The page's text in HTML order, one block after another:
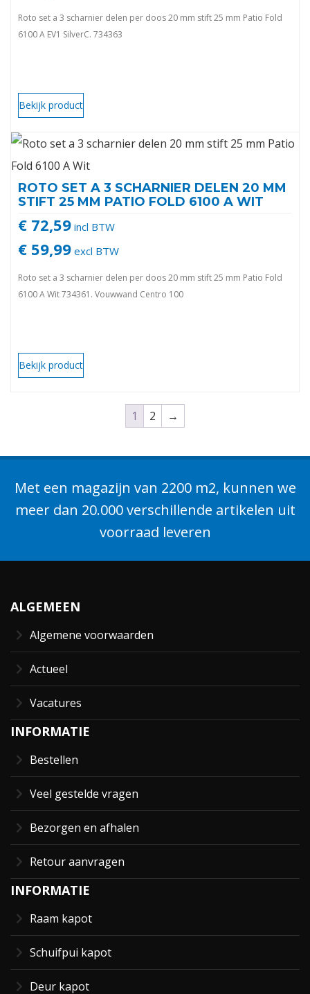
Roto set a 3 scharnier delen per doos 20 mm stift 25 mm Patio Fold
6100 A EV1 SilverC. 734363
Bekijk product
ROTO SET A 3 SCHARNIER DELEN 20 MM
STIFT 25 MM PATIO FOLD 6100 A WIT
€ 72,59 incl BTW
€ 59,99 excl BTW
Roto set a 3 scharnier delen per doos 20 mm stift 25 mm Patio Fold
6100 A Wit 734361. Vouwwand Centro 100
Bekijk product
1 2 →
Met een magazijn van 2200 m2, kunnen we
meer dan 20.000 verschillende artikelen uit
voorraad leveren
ALGEMEEN
Algemene voorwaarden
Actueel
Vacatures
INFORMATIE
Bestellen
Veel gestelde vragen
Bezorgen en afhalen
Retour aanvragen
INFORMATIE
Raam kapot
Schuifpui kapot
Deur kapot